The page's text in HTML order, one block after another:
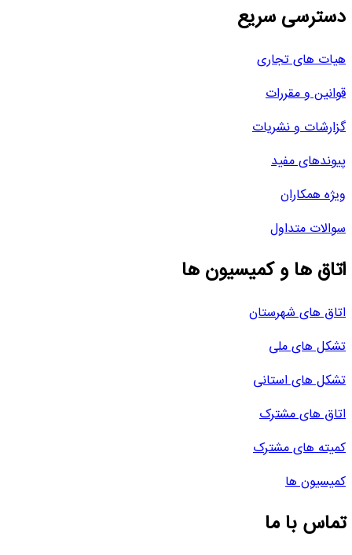
دسترسی سریع
هیات های تجاری
قوانین و مقررات
گزارشات و نشریات
پیوندهای مفید
ویژه همکاران
سوالات متداول
اتاق ها و کمیسیون ها
اتاق های شهرستان
تشکل های ملی
تشکل های استانی
اتاق های مشترک
کمیته های مشترک
کمیسیون ها
تماس با ما